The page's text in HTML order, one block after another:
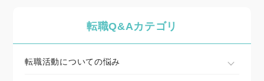
転職Q&Aカテゴリ
転職活動についての悩み